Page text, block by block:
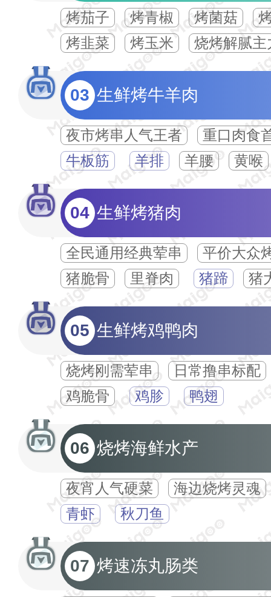
烤茄子 烤青椒 烤菌菇
烤韭菜
烤玉米 烧烤解腻主
03 生鲜烤牛羊肉
夜市烤串人气王者
重口肉食
牛板筋
羊排 羊腰 黄喉
04 生鲜烤猪肉
全民通用经典荤串
平价大众
猪脆骨
里脊肉 猪蹄 猪
05 生鲜烤鸡鸭肉
烧烤刚需荤串
日常撸串标配
鸡脆骨
鸡胗 鸭翅
06 烧烤海鲜水产
夜宵人气硬菜
海边烧烤灵魂
青虾
秋刀鱼
07 烤速冻丸肠类